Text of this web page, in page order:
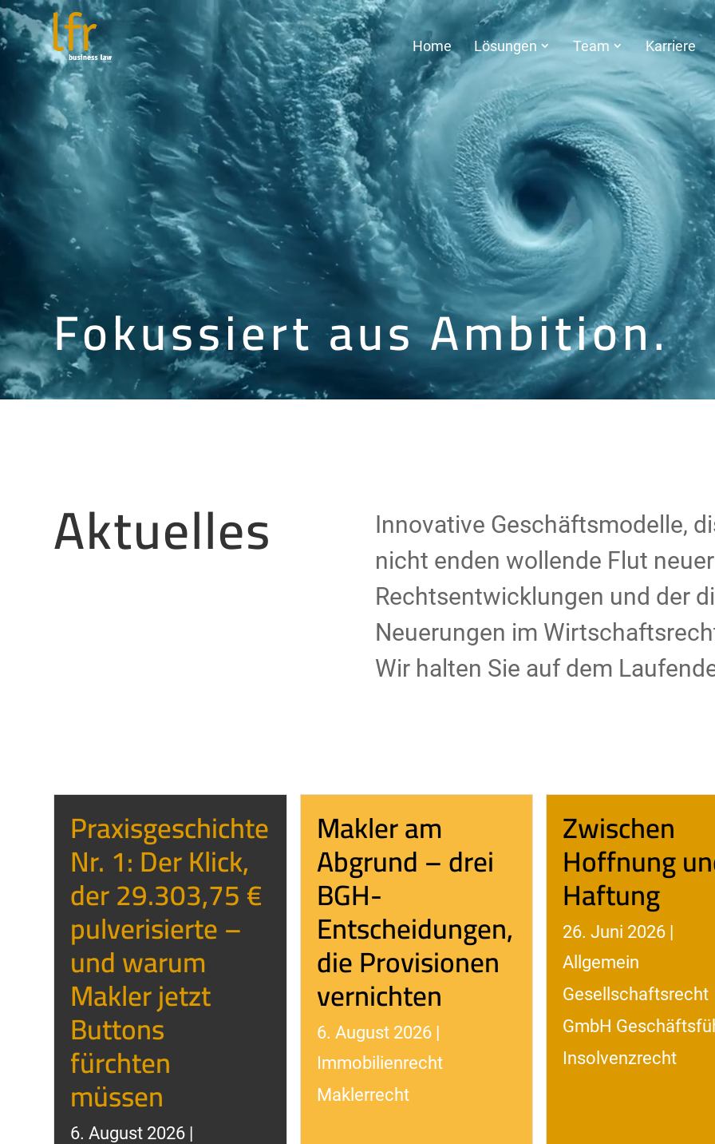
Home Lösungen Team Karriere
Video-
Player
Fokussiert aus Ambition.
Aktuelles
Innovative Geschäftsmodelle,
nicht enden wollende Flut
Rechtsentwicklungen und der
Neuerungen im
Wir halten Sie auf dem
Praxisgeschichte
Nr. 1: Der Klick,
der 29.303,75 €
pulverisierte –
und warum
Makler jetzt
Buttons
fürchten
müssen
6. August 2026 |
Makler am
Abgrund – drei
BGH-
Entscheidungen,
die Provisionen
vernichten
6. August 2026 |
Immobilienrecht
Maklerrecht
Zwischen
Hoffnung
Haftung
26. Juni 2026 |
Allgemein
Gesellschaftsrecht
GmbH
Insolvenzrecht